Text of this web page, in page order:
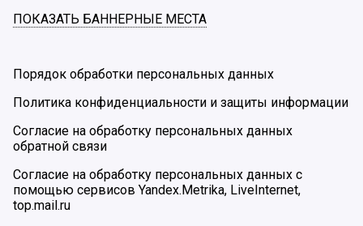
ПОКАЗАТЬ БАННЕРНЫЕ МЕСТА
Порядок обработки персональных данных
Политика конфиденциальности и защиты информации
Согласие на обработку персональных данных
обратной связи
Согласие на обработку персональных данных с
помощью сервисов Yandex.Metrika, LiveInternet,
top.mail.ru